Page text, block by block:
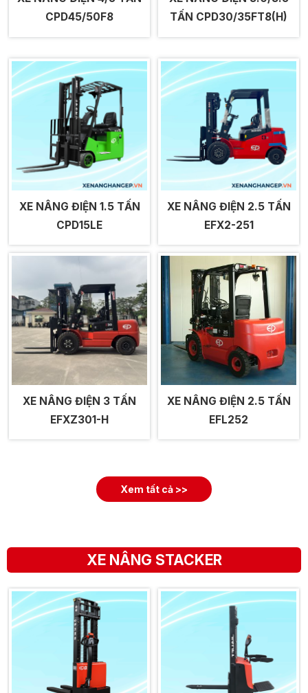
CPD45/50F8
TẤN CPD30/35FT8(H)
XE NÂNG ĐIỆN 1.5 TẤN
CPD15LE
XE NÂNG ĐIỆN 2.5 TẤN
EFX2-251
XE NÂNG ĐIỆN 3 TẤN
EFXZ301-H
XE NÂNG ĐIỆN 2.5 TẤN
EFL252
Xem tất cả >>
XE NÂNG STACKER